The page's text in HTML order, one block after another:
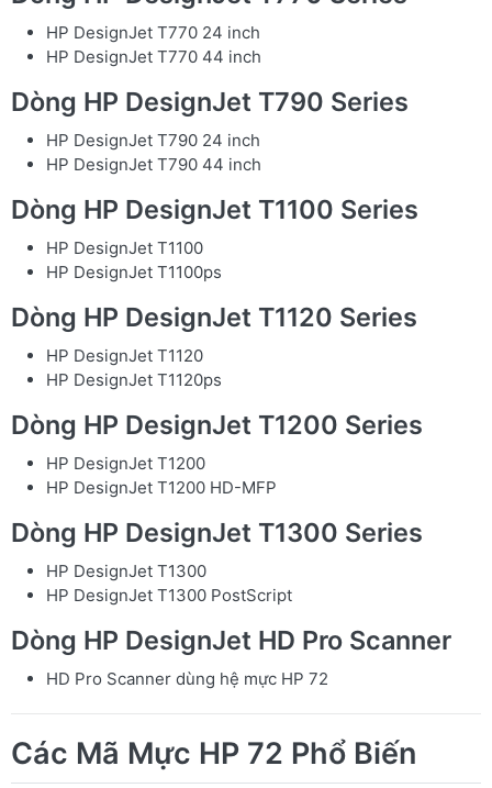
HP DesignJet T770 24 inch
HP DesignJet T770 44 inch
Dòng HP DesignJet T790 Series
HP DesignJet T790 24 inch
HP DesignJet T790 44 inch
Dòng HP DesignJet T1100 Series
HP DesignJet T1100
HP DesignJet T1100ps
Dòng HP DesignJet T1120 Series
HP DesignJet T1120
HP DesignJet T1120ps
Dòng HP DesignJet T1200 Series
HP DesignJet T1200
HP DesignJet T1200 HD-MFP
Dòng HP DesignJet T1300 Series
HP DesignJet T1300
HP DesignJet T1300 PostScript
Dòng HP DesignJet HD Pro Scanner
HD Pro Scanner dùng hệ mực HP 72
Các Mã Mực HP 72 Phổ Biến